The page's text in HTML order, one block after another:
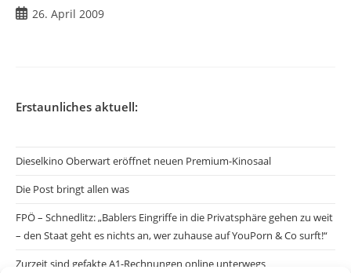
Beitrag
26. April 2009
Erstaunliches aktuell:
Dieselkino Oberwart eröffnet neuen Premium-Kinosaal
Die Post bringt allen was
FPÖ – Schnedlitz: „Bablers Eingriffe in die Privatsphäre gehen zu weit
– den Staat geht es nichts an, wer zuhause auf YouPorn & Co surft!“
Zurzeit sind gefakte A1-Rechnungen online unterwegs